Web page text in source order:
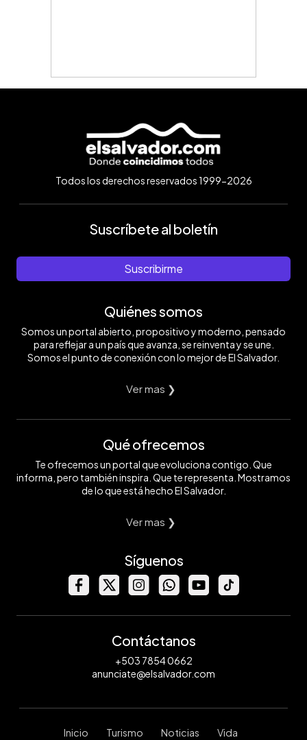
Todos los derechos reservados 1999-2026
Suscríbete al boletín
Suscribirme
Quiénes somos
Somos un portal abierto, propositivo y moderno, pensado
para reflejar a un país que avanza, se reinventa y se une.
Somos el punto de conexión con lo mejor de El Salvador.
Ver mas ❯
Qué ofrecemos
Te ofrecemos un portal que evoluciona contigo. Que
informa, pero también inspira. Que te representa. Mostramos
de lo que está hecho El Salvador.
Ver mas ❯
Síguenos
Contáctanos
+503 7854 0662
anunciate@elsalvador.com
Inicio Turismo Noticias Vida